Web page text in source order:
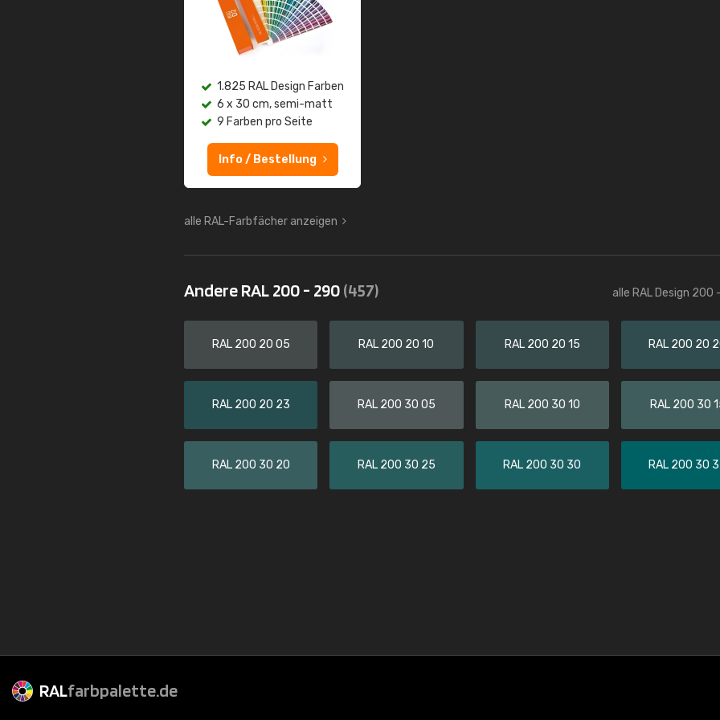
1.825 RAL Design Farben
6 x 30 cm, semi-matt
9 Farben pro Seite
Info / Bestellung
alle RAL-Farbfächer anzeigen
Andere RAL 200 - 290(457) alle RAL Design 200
RAL 200 20 05 RAL 200 20 10 RAL 200 20 15 RAL 200 20
RAL 200 20 23 RAL 200 30 05 RAL 200 30 10 RAL 200 30
RAL 200 30 20 RAL 200 30 25 RAL 200 30 30 RAL 200 30
RALfarbpalette.de